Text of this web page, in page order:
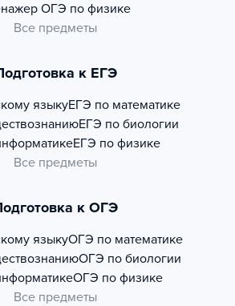
ОГЭ по физике
Все предметы
к ЕГЭ
языкуЕГЭ по математике
ЕГЭ по биологии
ЕГЭ по физике
Все предметы
к ОГЭ
языкуОГЭ по математике
ОГЭ по биологии
ОГЭ по физике
Все предметы